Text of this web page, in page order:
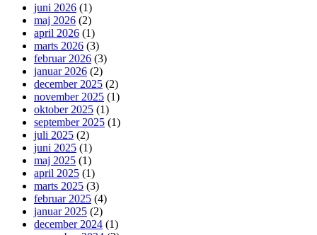
juni 2026 (1)
maj 2026 (2)
april 2026 (1)
marts 2026 (3)
februar 2026 (3)
januar 2026 (2)
december 2025 (2)
november 2025 (1)
oktober 2025 (1)
september 2025 (1)
juli 2025 (2)
juni 2025 (1)
maj 2025 (1)
april 2025 (1)
marts 2025 (3)
februar 2025 (4)
januar 2025 (2)
december 2024 (1)